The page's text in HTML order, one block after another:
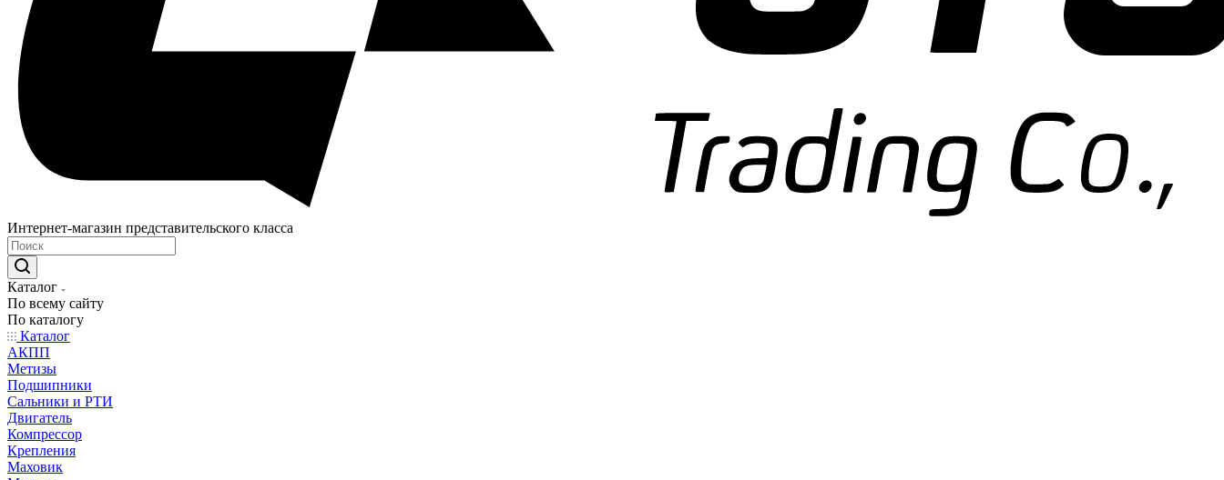
Интернет-магазин представительского класса
Каталог
По всему сайту
По каталогу
Каталог
АКПП
Метизы
Подшипники
Сальники и РТИ
Двигатель
Компрессор
Крепления
Маховик